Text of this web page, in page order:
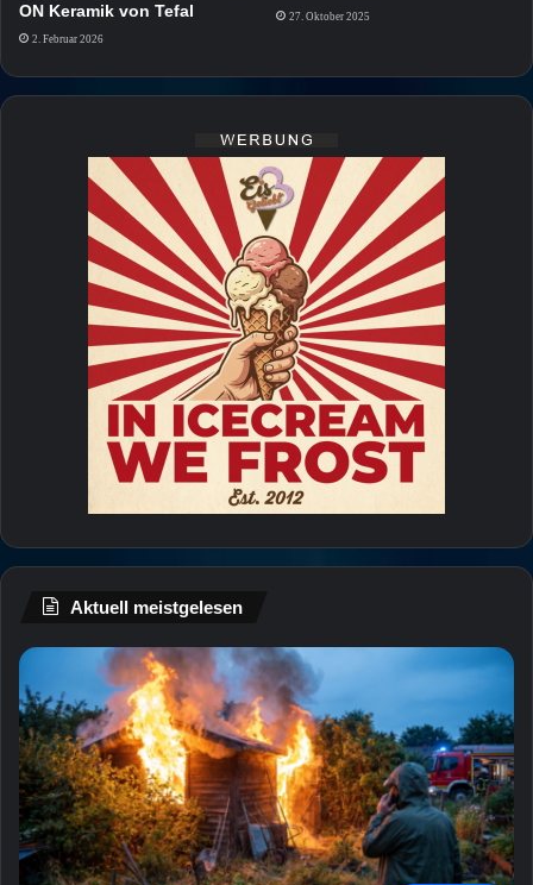
ON Keramik von Tefal
2. Februar 2026
27. Oktober 2025
Aktuell meistgelesen